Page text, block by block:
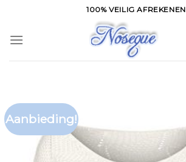
content
100% VEILIG AFREKENEN
Aanbieding!